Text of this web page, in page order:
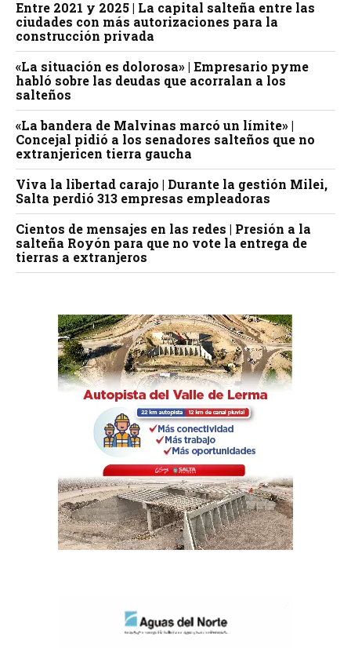
Entre 2021 y 2025 | La capital salteña entre las
ciudades con más autorizaciones para la
construcción privada
«La situación es dolorosa» | Empresario pyme
habló sobre las deudas que acorralan a los
salteños
«La bandera de Malvinas marcó un límite» |
Concejal pidió a los senadores salteños que no
extranjericen tierra gaucha
Viva la libertad carajo | Durante la gestión Milei,
Salta perdió 313 empresas empleadoras
Cientos de mensajes en las redes | Presión a la
salteña Royón para que no vote la entrega de
tierras a extranjeros